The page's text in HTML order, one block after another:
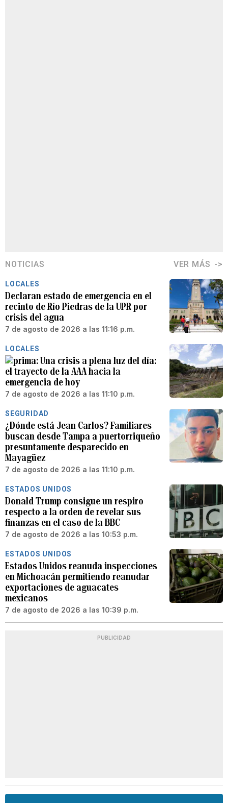
NOTICIAS VER MÁS
LOCALES
Declaran estado de emergencia en el
recinto de Río Piedras de la UPR por
crisis del agua
7 de agosto de 2026 a las 11:16 p.m.
LOCALES
Una crisis a plena luz del día:
el trayecto de la AAA hacia la
emergencia de hoy
7 de agosto de 2026 a las 11:10 p.m.
SEGURIDAD
¿Dónde está Jean Carlos? Familiares
buscan desde Tampa a puertorriqueño
presuntamente desparecido en
Mayagüez
7 de agosto de 2026 a las 11:10 p.m.
ESTADOS UNIDOS
Donald Trump consigue un respiro
respecto a la orden de revelar sus
finanzas en el caso de la BBC
7 de agosto de 2026 a las 10:53 p.m.
ESTADOS UNIDOS
Estados Unidos reanuda inspecciones
en Michoacán permitiendo reanudar
exportaciones de aguacates
mexicanos
7 de agosto de 2026 a las 10:39 p.m.
PUBLICIDAD